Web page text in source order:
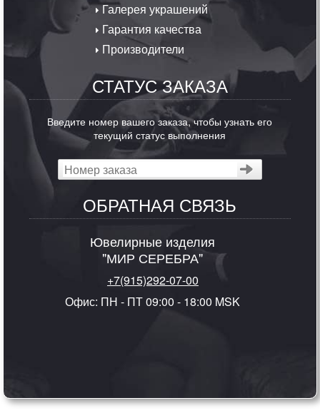
Галерея украшений
Гарантия качества
Производители
СТАТУС ЗАКАЗА
Введите номер вашего заказа, чтобы узнать его
текущий статус выполнения
ОБРАТНАЯ СВЯЗЬ
Ювелирные изделия
"МИР СЕРЕБРА"
+7(915)292-07-00
Офис: ПН - ПТ 09:00 - 18:00 MSK